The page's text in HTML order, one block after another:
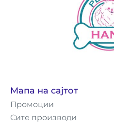
Мапа на сајтот
Промоции
Сите производи